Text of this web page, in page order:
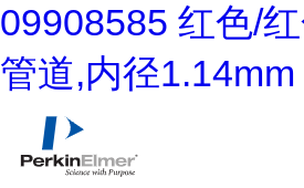
09908585 红色/
管道,内径1.14mm